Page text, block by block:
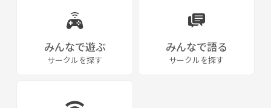
みんなで遊ぶ
サークルを探す
みんなで語る
サークルを探す